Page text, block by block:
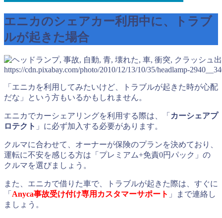
エニカのシェアカー利用中に、トラブ
ルが起きた場合
https://cdn.pixabay.com/photo/2010/12/13/10/35/headlamp-
「エニカを利用してみたいけど、トラブルが起きた時が心配
だな」という方もいるかもしれません。
エニカでカーシェアリングを利用する際は、「 カーシェアプ
ロテクト 」に必ず加入する必要があります。
クルマに合わせて、オーナーが保険のプランを決めており、
運転に不安を感じる方は「プレミアム+免責0円パック」の
クルマを選びましょう。
また、エニカで借りた車で、トラブルが起きた際は、すぐに
「 Anyca事故受け付け専用カスタマーサポート 」まで連絡し
ましょう。